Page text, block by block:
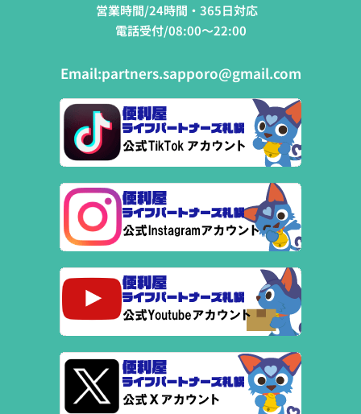
営業時間/24時間・365日対応
電話受付/08:00～22:00
Email:partners.sapporo@gmail.com